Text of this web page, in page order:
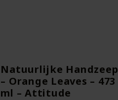
Natuurlijke Handzeep
– Orange Leaves – 473
ml – Attitude